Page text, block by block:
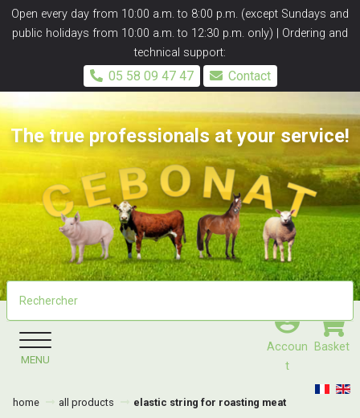
Open every day from 10:00 a.m. to 8:00 p.m. (except Sundays and
public holidays from 10:00 a.m. to 12:30 p.m. only) | Ordering and
technical support:
05 58 09 47 47 Contact
Accoun
T
Basket
The true professionals at your service!
MENU
home all products elastic string for roasting meat
Panneau de gestion des cookies